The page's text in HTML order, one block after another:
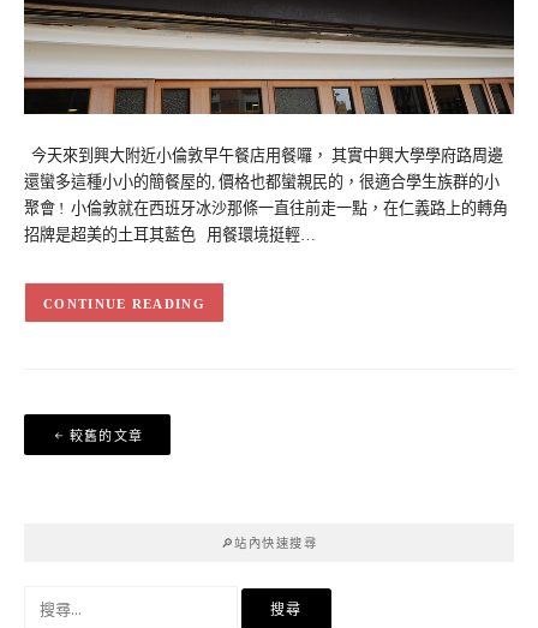
今天來到興大附近小倫敦早午餐店用餐囉， 其實中興大學學府路周邊
還蠻多這種小小的簡餐屋的, 價格也都蠻親民的，很適合學生族群的小
聚會 ! 小倫敦就在西班牙冰沙那條一直往前走一點，在仁義路上的轉角
招牌是超美的土耳其藍色 用餐環境挺輕…
CONTINUE READING
章
較舊的文章
🔎站內快速搜尋